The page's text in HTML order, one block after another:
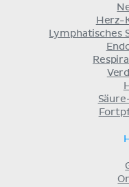
Herz-
Lymphatisches